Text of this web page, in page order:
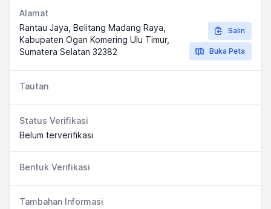
Alamat
Rantau Jaya, Belitang Madang Raya,
Kabupaten Ogan Komering Ulu Timur,
Sumatera Selatan 32382
Salin
Buka Peta
Tautan
Status Verifikasi
Belum terverifikasi
Bentuk Verifikasi
Tambahan Informasi